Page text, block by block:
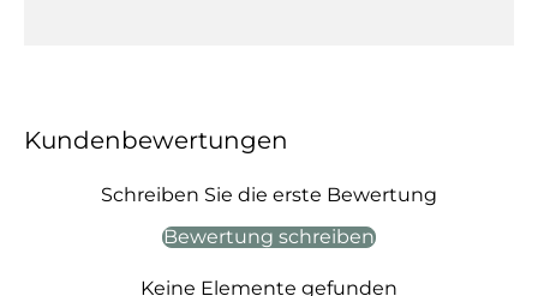
Kundenbewertungen
Schreiben Sie die erste Bewertung
Bewertung schreiben
Keine Elemente gefunden